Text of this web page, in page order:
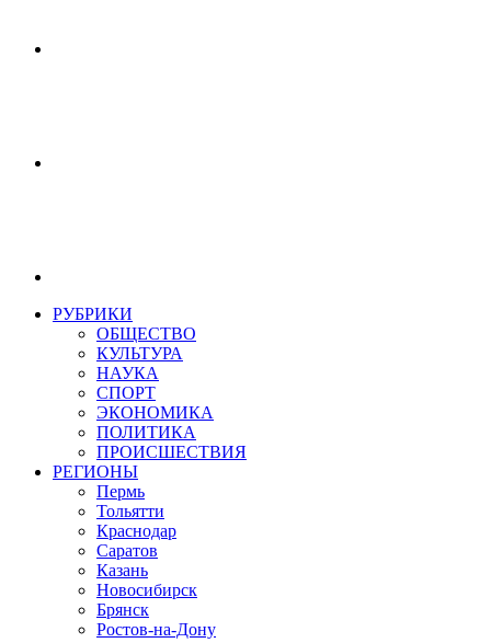
РУБРИКИ
ОБЩЕСТВО
КУЛЬТУРА
НАУКА
СПОРТ
ЭКОНОМИКА
ПОЛИТИКА
ПРОИСШЕСТВИЯ
РЕГИОНЫ
Пермь
Тольятти
Краснодар
Саратов
Казань
Новосибирск
Брянск
Ростов-на-Дону